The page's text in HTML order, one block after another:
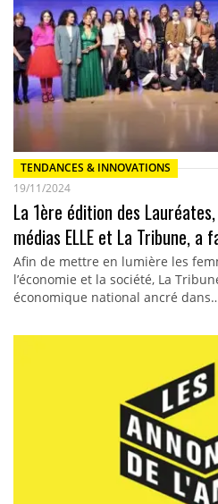
TENDANCES & INNOVATIONS
19/11/2024
La 1ère édition des
médias ELLE et La Tribune, a
Afin de mettre en lumière les
l’économie et la société, La
économique national ancré